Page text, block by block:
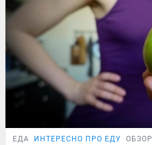
ЕДА ИНТЕРЕСНО ПРО ЕДУ ОБЗОР